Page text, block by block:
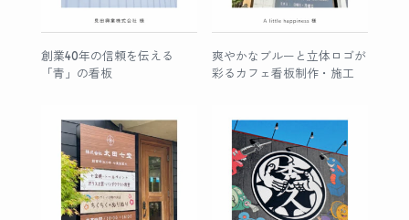
創業40年の信頼を伝える
「青」の看板
爽やかなブルーと立体ロゴが
彩るカフェ看板制作・施工